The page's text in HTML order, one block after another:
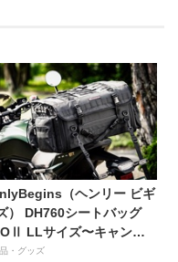
（ヘンリー ビギ
） DH760シートバッグ
LLサイズ〜キャンプ
リングにも安心の大容量
・グッズ